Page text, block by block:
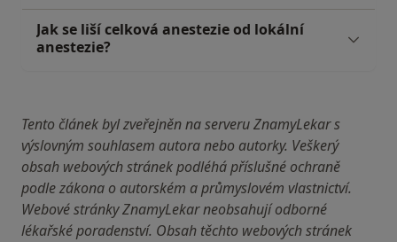
Jak se liší celková anestezie od lokální
anestezie?
Tento článek byl zveřejněn na serveru ZnamyLekar s
výslovným souhlasem autora nebo autorky. Veškerý
obsah webových stránek podléhá příslušné ochraně
podle zákona o autorském a průmyslovém vlastnictví.
Webové stránky ZnamyLekar neobsahují odborné
lékařské poradenství. Obsah těchto webových stránek